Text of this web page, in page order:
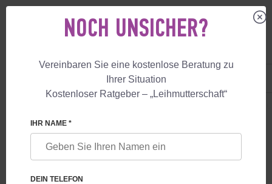
BLUTUNGEN NACH IVF-IMPLANTATION:
URSACHEN UND BEHANDLUNG
NOCH UNSICHER?
Vereinbaren Sie eine kostenlose Beratung zu
Ihrer Situation
Kostenloser Ratgeber – „Leihmutterschaft“
IHR NAME *
DEIN TELEFON